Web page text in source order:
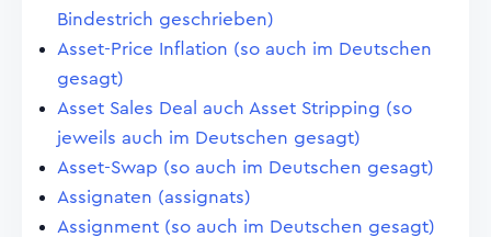
Bindestrich geschrieben)
Asset-Price Inflation (so auch im Deutschen
gesagt)
Asset Sales Deal auch Asset Stripping (so
jeweils auch im Deutschen gesagt)
Asset-Swap (so auch im Deutschen gesagt)
Assignaten (assignats)
Assignment (so auch im Deutschen gesagt)